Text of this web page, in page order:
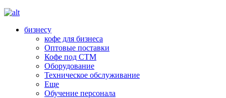
бизнесу
кофе для бизнеса
Оптовые поставки
Кофе под СТМ
Оборудование
Техническое обслуживание
Еще
Обучение персонала